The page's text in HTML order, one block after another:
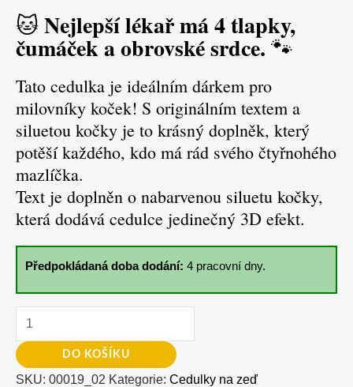
🐱Nejlepší lékař má 4 tlapky,
čumáček a obrovské srdce. 🐾
Tato cedulka je ideálním dárkem pro
milovníky koček! S originálním textem a
siluetou kočky je to krásný doplněk, který
potěší každého, kdo má rád svého čtyřnohého
mazlíčka.
Text je doplněn o nabarvenou siluetu kočky,
která dodává cedulce jedinečný 3D efekt.
Předpokládaná doba dodání: 4 pracovní dny.
DO KOŠÍKU
SKU: 00019_02 Kategorie: Cedulky na zeď